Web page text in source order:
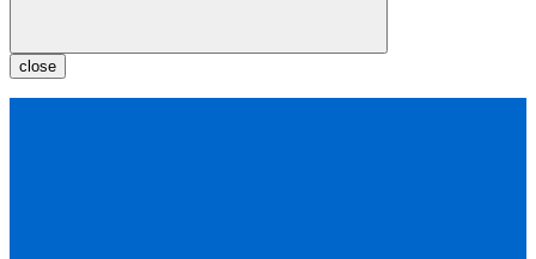
close